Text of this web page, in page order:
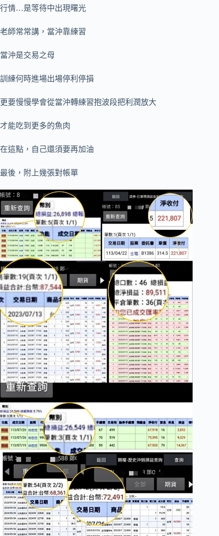
行情…是等待中出現曙光
老師常常講，當沖靠練習
當沖是交易之母
訓練何時進場出場停利停損
更要慢慢學會從當沖轉練習抱波段把利潤放大
才能吃到更多的魚肉
在這點，自己還須要再加油
最後，附上幾張對帳單